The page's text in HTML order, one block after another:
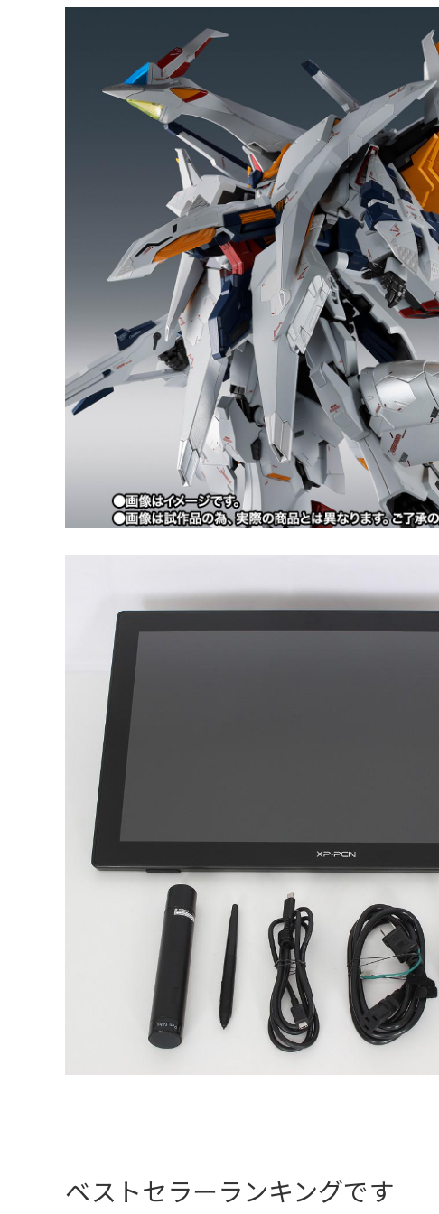
ベストセラーランキングです